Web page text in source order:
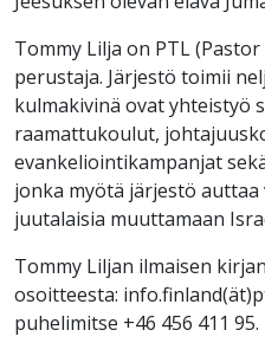
Tommy Lilja on PTL
perustaja. Järjestö toimii
kulmakivinä ovat yhteistyö
raamattukoulut,
evankeliointikampanjat
jonka myötä järjestö
juutalaisia muuttamaan
Tommy Liljan ilmaisen
osoitteesta:
puhelimitse +46 456 411 95.